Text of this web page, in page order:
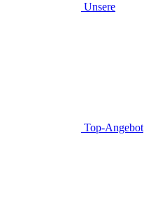
Unsere
Top-Angebot